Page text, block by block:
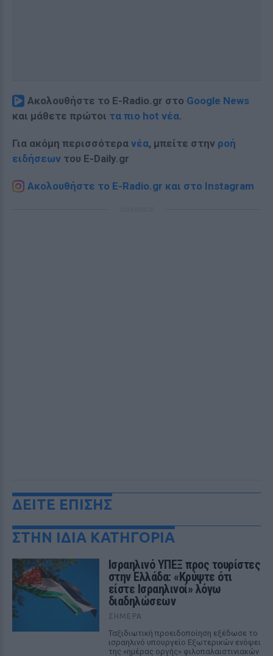
Ακολουθήστε το E-Radio.gr στο Google News
και μάθετε πρώτοι τα πιο hot νέα.
Για ακόμη περισσότερα νέα, μπείτε στην ροή
ειδήσεων του E-Daily.gr
Ακολουθήστε το E-Radio.gr και στο Instagram
ΔΕΙΤΕ ΕΠΙΣΗΣ
ΣΤΗΝ ΙΔΙΑ ΚΑΤΗΓΟΡΙΑ
Ισραηλινό ΥΠΕΞ προς τουρίστες
στην Ελλάδα: «Κρύψτε ότι
είστε Ισραηλινοί» λόγω
διαδηλώσεων
ΣΉΜΕΡΑ
Ταξιδιωτική προειδοποίηση εξέδωσε το
ισραηλινό υπουργείο Εξωτερικών ενόψει
της «ημέρας οργής» φιλοπαλαιστινιακών